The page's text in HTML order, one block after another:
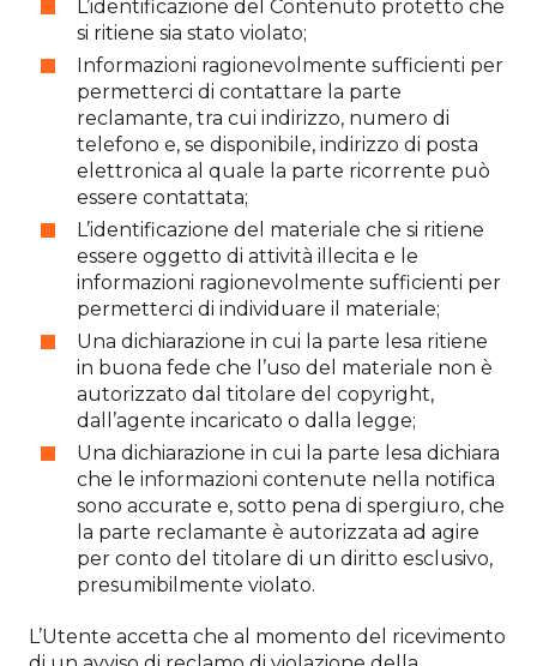
L’identificazione del Contenuto protetto che
si ritiene sia stato violato;
Informazioni ragionevolmente sufficienti per
permetterci di contattare la parte
reclamante, tra cui indirizzo, numero di
telefono e, se disponibile, indirizzo di posta
elettronica al quale la parte ricorrente può
essere contattata;
L’identificazione del materiale che si ritiene
essere oggetto di attività illecita e le
informazioni ragionevolmente sufficienti per
permetterci di individuare il materiale;
Una dichiarazione in cui la parte lesa ritiene
in buona fede che l’uso del materiale non è
autorizzato dal titolare del copyright,
dall’agente incaricato o dalla legge;
Una dichiarazione in cui la parte lesa dichiara
che le informazioni contenute nella notifica
sono accurate e, sotto pena di spergiuro, che
la parte reclamante è autorizzata ad agire
per conto del titolare di un diritto esclusivo,
presumibilmente violato.
L’Utente accetta che al momento del ricevimento